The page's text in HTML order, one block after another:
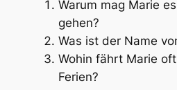
Warum mag Marie
gehen?
Was ist der Name
Wohin fährt Marie
Ferien?